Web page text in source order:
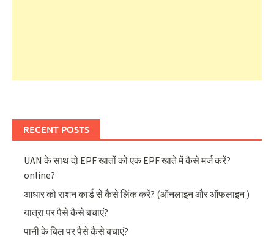
RECENT POSTS
UAN के साथ दो EPF खातों को एक EPF खाते में कैसे मर्ज करें?
online?
आधार को राशन कार्ड से कैसे लिंक करें? (ऑनलाइन और ऑफलाइन )
यात्रा पर पैसे कैसे बचाएं?
पानी के बिल पर पैसे कैसे बचाएं?